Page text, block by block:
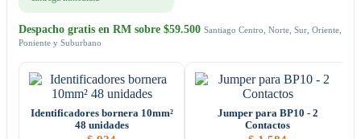
Despacho gratis en RM sobre $59.500 Santiago Centro, Norte, Sur, Oriente,
Poniente y Suburbano
Identificadores bornera 10mm²
48 unidades
Jumper para BP10 - 2
Contactos